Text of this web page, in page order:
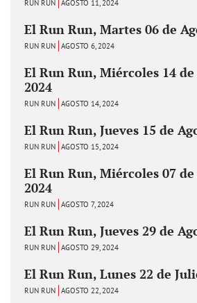
RUN RUN AGOSTO 11, 2024
El Run Run, Martes 06 de
RUN RUN AGOSTO 6, 2024
El Run Run, Miércoles 14 de
2024
RUN RUN AGOSTO 14, 2024
El Run Run, Jueves 15 de
RUN RUN AGOSTO 15, 2024
El Run Run, Miércoles 07 de
2024
RUN RUN AGOSTO 7, 2024
El Run Run, Jueves 29 de
RUN RUN AGOSTO 29, 2024
El Run Run, Lunes 22 de
RUN RUN AGOSTO 22, 2024